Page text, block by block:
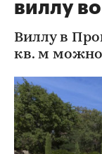
виллу
Виллу в
кв. м можно